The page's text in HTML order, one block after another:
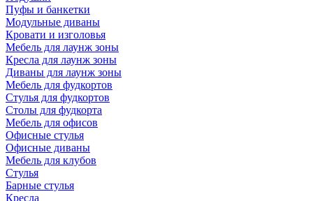
Пуфы и банкетки
Модульные диваны
Кровати и изголовья
Мебель для лаунж зоны
Кресла для лаунж зоны
Диваны для лаунж зоны
Мебель для фудкортов
Стулья для фудкортов
Столы для фудкорта
Мебель для офисов
Офисные стулья
Офисные диваны
Мебель для клубов
Стулья
Барные стулья
Кресла